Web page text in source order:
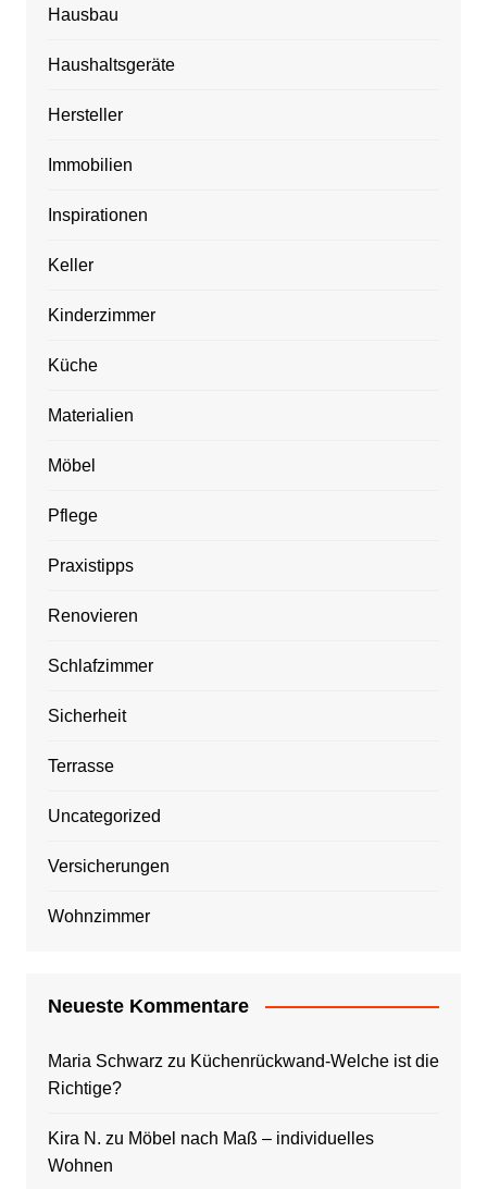
Hausbau
Haushaltsgeräte
Hersteller
Immobilien
Inspirationen
Keller
Kinderzimmer
Küche
Materialien
Möbel
Pflege
Praxistipps
Renovieren
Schlafzimmer
Sicherheit
Terrasse
Uncategorized
Versicherungen
Wohnzimmer
Neueste Kommentare
Maria Schwarz zu Küchenrückwand-Welche ist die
Richtige?
Kira N. zu Möbel nach Maß – individuelles
Wohnen